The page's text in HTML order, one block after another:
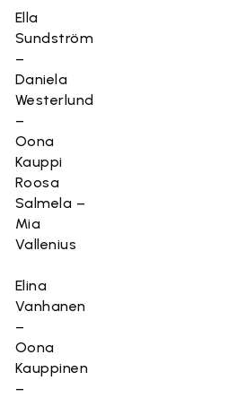
Ella
Sundström
–
Daniela
Westerlund
–
Oona
Kauppi
Roosa
Salmela –
Mia
Vallenius
Elina
Vanhanen
–
Oona
Kauppinen
–